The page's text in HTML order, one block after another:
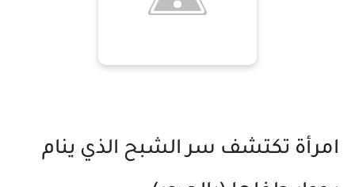
امرأة تكتشف سر الشبح الذي ينام